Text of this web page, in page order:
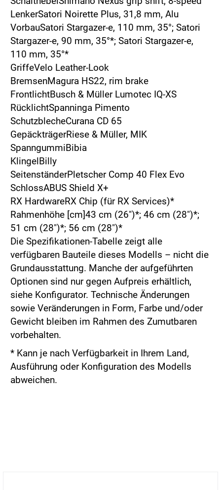
LenkerSatori Noirette Plus, 31,8 mm, Alu
VorbauSatori Stargazer-e, 110 mm, 35°; Satori
Stargazer-e, 90 mm, 35°*; Satori Stargazer-e,
110 mm, 35°*
GriffeVelo Leather-Look
BremsenMagura HS22, rim brake
FrontlichtBusch & Müller Lumotec IQ-XS
RücklichtSpanninga Pimento
SchutzblecheCurana CD 65
GepäckträgerRiese & Müller, MIK
SpanngummiBibia
KlingelBilly
SeitenständerPletscher Comp 40 Flex Evo
SchlossABUS Shield X+
RX HardwareRX Chip (für RX Services)*
Rahmenhöhe [cm]43 cm (26")*; 46 cm (28")*;
51 cm (28")*; 56 cm (28")*
Die Spezifikationen-Tabelle zeigt alle
verfügbaren Bauteile dieses Modells – nicht die
Grundausstattung. Manche der aufgeführten
Optionen sind nur gegen Aufpreis erhältlich,
siehe Konfigurator. Technische Änderungen
sowie Veränderungen in Form, Farbe und/oder
Gewicht bleiben im Rahmen des Zumutbaren
vorbehalten.
* Kann je nach Verfügbarkeit in Ihrem Land,
Ausführung oder Konfiguration des Modells
abweichen.